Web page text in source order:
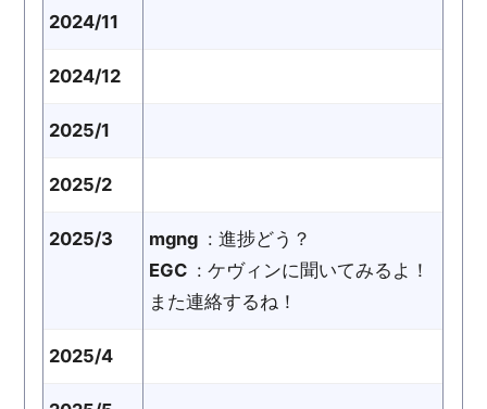
2024/11
2024/12
2025/1
2025/2
2025/3 mgng : 進捗どう？
EGC : ケヴィンに聞いてみるよ！
また連絡するね！
2025/4